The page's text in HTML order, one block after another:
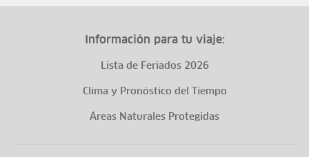
Información para tu viaje:
Lista de Feriados 2026
Clima y Pronóstico del Tiempo
Áreas Naturales Protegidas